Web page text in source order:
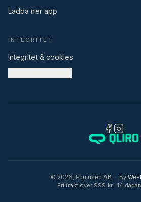
Ladda ner app
INTEGRITET
Integritet & cookies
© 2026, Equ used AB · By
Fri frakt över 999 kr · 14